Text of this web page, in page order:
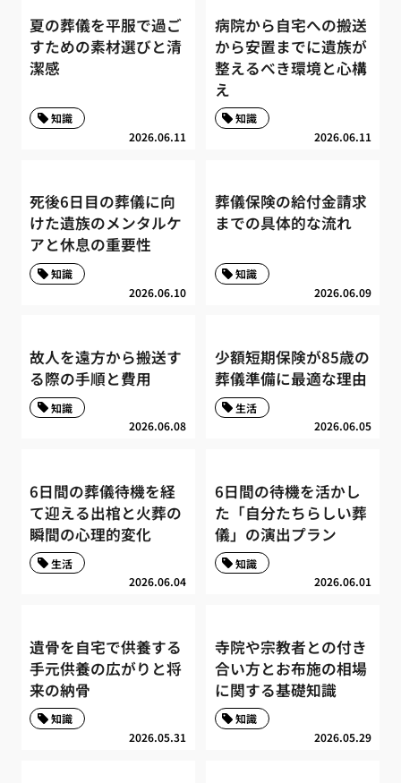
夏の葬儀を平服で過ご
すための素材選びと清
潔感
2026.06.11
知識
病院から自宅への搬送
から安置までに遺族が
整えるべき環境と心構
え
2026.06.11
知識
死後6日目の葬儀に向
けた遺族のメンタルケ
アと休息の重要性
2026.06.10
知識
葬儀保険の給付金請求
までの具体的な流れ
2026.06.09
知識
故人を遠方から搬送す
る際の手順と費用
2026.06.08
知識
少額短期保険が85歳の
葬儀準備に最適な理由
2026.06.05
生活
6日間の葬儀待機を経
て迎える出棺と火葬の
瞬間の心理的変化
2026.06.04
生活
6日間の待機を活かし
た「自分たちらしい葬
儀」の演出プラン
2026.06.01
知識
遺骨を自宅で供養する
手元供養の広がりと将
来の納骨
2026.05.31
知識
寺院や宗教者との付き
合い方とお布施の相場
に関する基礎知識
2026.05.29
知識